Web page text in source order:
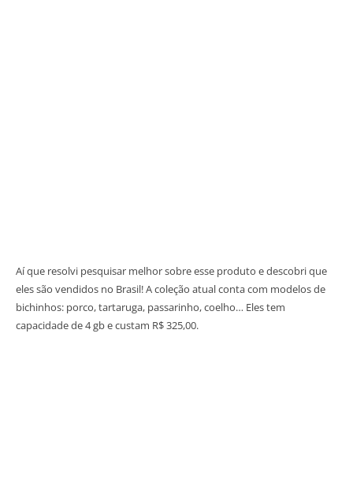
Aí que resolvi pesquisar melhor sobre esse produto e descobri que
eles são vendidos no Brasil! A coleção atual conta com modelos de
bichinhos: porco, tartaruga, passarinho, coelho… Eles tem
capacidade de 4 gb e custam R$ 325,00.